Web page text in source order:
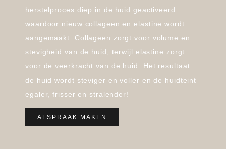
herstelproces diep in de huid geactiveerd
waardoor nieuw collageen en elastine wordt
aangemaakt. Collageen zorgt voor volume en
stevigheid van de huid, terwijl elastine zorgt
voor de veerkracht van de huid. Het resultaat:
de huid wordt steviger en voller en de huidteint
egaler, frisser en stralender!
AFSPRAAK MAKEN